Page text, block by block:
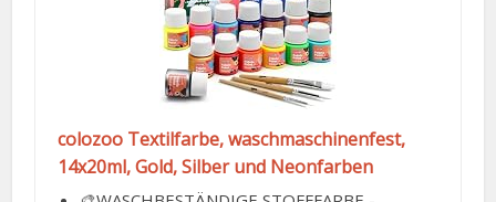
colozoo Textilfarbe, waschmaschinenfest,
14x20ml, Gold, Silber und Neonfarben